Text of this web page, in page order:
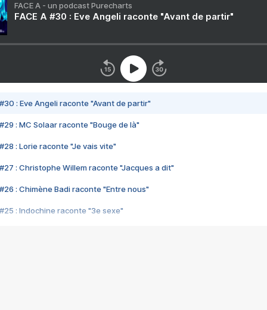
FACE A - un podcast Purecharts
FACE A #30 : Eve Angeli raconte "Avant de partir"
#30 : Eve Angeli raconte "Avant de partir"
#29 : MC Solaar raconte "Bouge de là"
#28 : Lorie raconte "Je vais vite"
#27 : Christophe Willem raconte "Jacques a dit"
#26 : Chimène Badi raconte "Entre nous"
#25 : Indochine raconte "3e sexe"